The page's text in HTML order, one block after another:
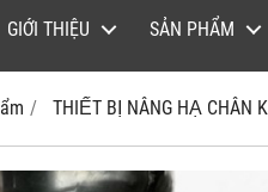
GIỚI THIỆU SẢN PHẨM
THIẾT BỊ NÂNG HẠ CHÂN